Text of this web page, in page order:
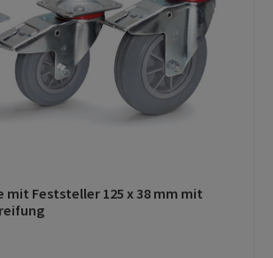
Bewertung von 0 von 5 Sternen
mit Feststeller 125 x 38 mm mit